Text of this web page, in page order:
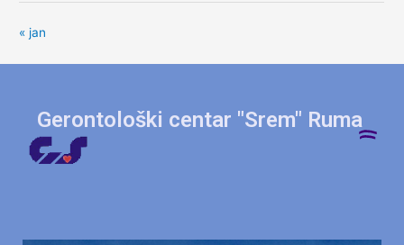
« jan
Gerontološki centar "Srem" Ruma